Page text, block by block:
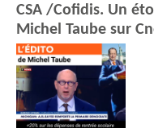
CSA /Cofidis. Un
Michel Taube sur